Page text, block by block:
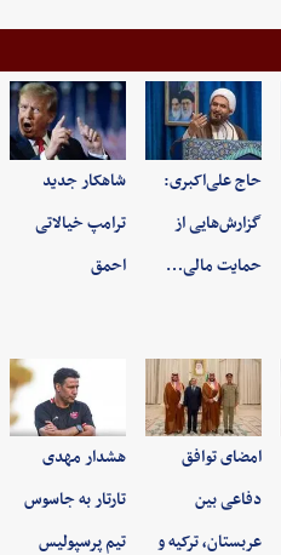
حاج علی‌اکبری:
گزارش‌هایی از
حمایت مالی…
شاهکار جدید
ترامپ خیالاتی
احمق
امضای توافق
دفاعی بین
عربستان، ترکیه و
هشدار مهدی
تارتار به جاسوس
تیم پرسپولیس